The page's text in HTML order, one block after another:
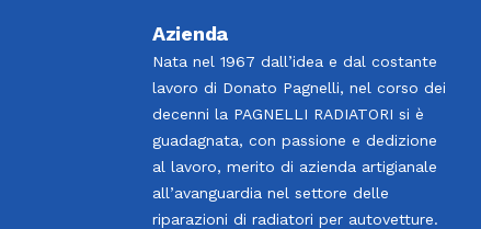
Azienda
Nata nel 1967 dall’idea e dal costante
lavoro di Donato Pagnelli, nel corso dei
decenni la PAGNELLI RADIATORI si è
guadagnata, con passione e dedizione
al lavoro, merito di azienda artigianale
all’avanguardia nel settore delle
riparazioni di radiatori per autovetture.